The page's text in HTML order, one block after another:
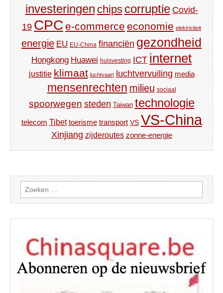
investeringen chips corruptie Covid-
19 CPC e-commerce economie elektriciteit
energie EU EU-China financiën gezondheid
Hongkong Huawei huisvesting ICT internet
justitie klimaat luchtvaart luchtvervuiling media
mensenrechten milieu sociaal
spoorwegen steden Taiwan technologie
telecom Tibet toerisme transport VS VS-China
Xinjiang zijderoutes zonne-energie
Zoeken
naar: